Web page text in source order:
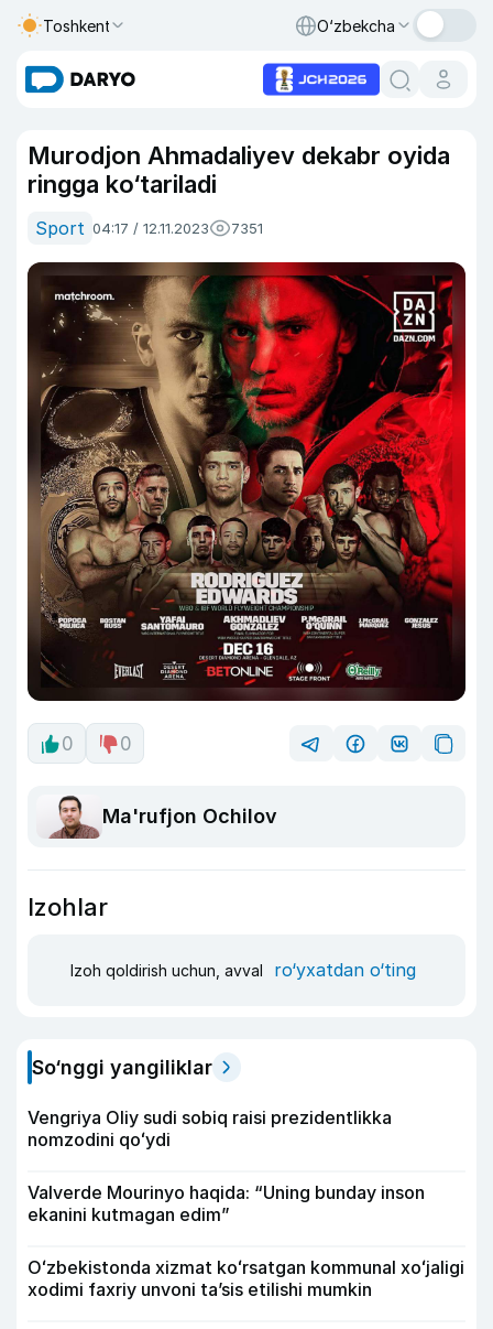
Toshkent O‘zbekcha
Murodjon Ahmadaliyev dekabr oyida
ringga ko‘tariladi
Sport 04:17 / 12.11.2023 7351
0 0
Ma'rufjon Ochilov
Izohlar
Izoh qoldirish uchun, avval ro‘yxatdan o‘ting
So‘nggi yangiliklar
Vengriya Oliy sudi sobiq raisi prezidentlikka
nomzodini qoʻydi
Valverde Mourinyo haqida: “Uning bunday inson
ekanini kutmagan edim”
Oʻzbekistonda xizmat koʻrsatgan kommunal xoʻjaligi
xodimi faxriy unvoni taʼsis etilishi mumkin